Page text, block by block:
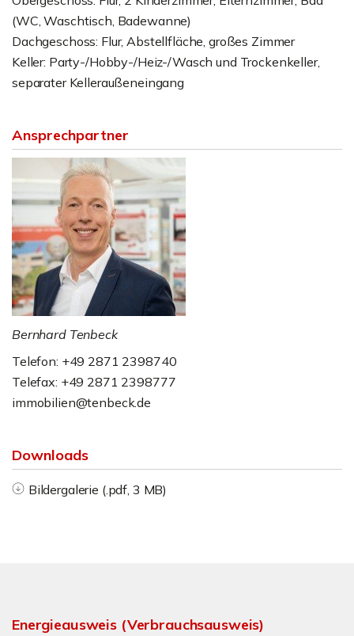
(WC, Waschtisch, Badewanne)
Dachgeschoss: Flur, Abstellfläche, großes Zimmer
Keller: Party-/Hobby-/Heiz-/Wasch und Trockenkeller,
separater Kelleraußeneingang
Ansprechpartner
Bernhard Tenbeck
Telefon: +49 2871 2398740
Telefax: +49 2871 2398777
immobilien@tenbeck.de
Downloads
Bildergalerie (.pdf, 3 MB)
Energieausweis (Verbrauchsausweis)